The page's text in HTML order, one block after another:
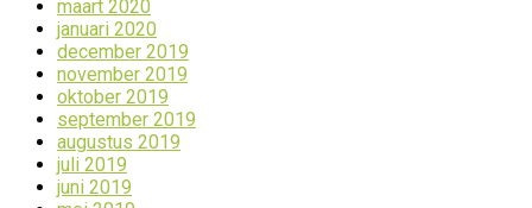
maart 2020
januari 2020
december 2019
november 2019
oktober 2019
september 2019
augustus 2019
juli 2019
juni 2019